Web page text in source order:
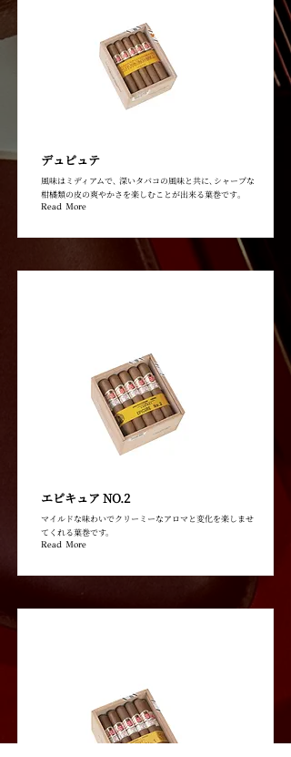
デュピュテ
風味はミディアムで､ 深いタバコの風味と共に､シャープな
柑橘類の皮の爽やかさを楽しむことが出来る葉巻です｡
Read More
エピキュア NO.2
マイルドな味わいでクリーミーなアロマと変化を楽しませ
てくれる葉巻です。
Read More